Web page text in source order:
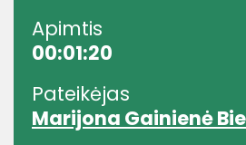
Apimtis
00:01:20
Pateikėjas
Marijona Gainienė